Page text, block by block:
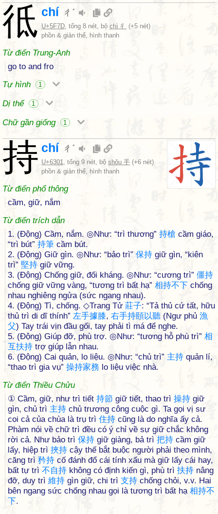
彽 chí ㄔˊ
U+5F7D, tổng 8 nét, bộ chì 彳
(+5 nét)
phồn & giản thể, hình thanh
Từ điển Trung-Anh
go to and fro
Tự hình
1
Dị thể 1
Chữ gần giống 1
持 chí ㄔˊ
U+6301, tổng 9 nét, bộ shǒu 手 (+6 nét)
phồn & giản thể, hình thanh
Từ điển phổ thông
cầm, giữ, nắm
Từ điển trích dẫn
1. (Động) Cầm, nắm. ◎Như: “trì thương” 持槍 cầm giáo,
“trì bút” 持筆 cầm bút.
2. (Động) Giữ gìn. ◎Như: “bảo trì” 保持 giữ gìn, “kiên
trì” 堅持 giữ vững.
3. (Động) Chống giữ, đối kháng. ◎Như: “cương trì” 僵持
chống giữ vững vàng, “tương trì bất hạ” 相持不下 chống
nhau nghiêng ngửa (sức ngang nhau).
4. (Động) Tì, chống. ◇Trang Tử 莊子: “Tả thủ cứ tất, hữu
thủ trì di dĩ thính” 左手據膝, 右手持頤以聽 (Ngư phủ 漁
父) Tay trái vịn đầu gối, tay phải tì má để nghe.
5. (Động) Giúp đỡ, phù trợ. ◎Như: “tương hỗ phù trì” 相
互扶持 trợ giúp lẫn nhau.
6. (Động) Cai quản, lo liệu. ◎Như: “chủ trì” 主持 quản lí,
“thao trì gia vụ” 操持家務 lo liệu việc nhà.
Từ điển Thiều Chửu
① Cầm, giữ, như trì tiết 持節 giữ tiết, thao trì 操持 giữ
gìn, chủ trì 主持 chủ trương công cuộc gì. Ta gọi vị sư
coi cả của chùa là trụ trì 住持 cũng là do nghĩa ấy cả.
Phàm nói về chữ trì đều có ý chỉ về sự giữ chắc không
rời cả. Như bảo trì 保持 giữ giàng, bả trì 把持 cầm giữ
lấy, hiệp trì 挾持 cậy thế bắt buộc người phải theo mình,
căng trì 矜持 cố đánh đổ cái tính xấu mà giữ lấy cái hay,
bất tự trì 不自持 không có định kiến gì, phù trì 扶持 nâng
đỡ, duy trì 維持 gìn giữ, chi trì 支持 chống chỏi, v.v. Hai
bên ngang sức chống nhau gọi là tương trì bất hạ 相持不
下.